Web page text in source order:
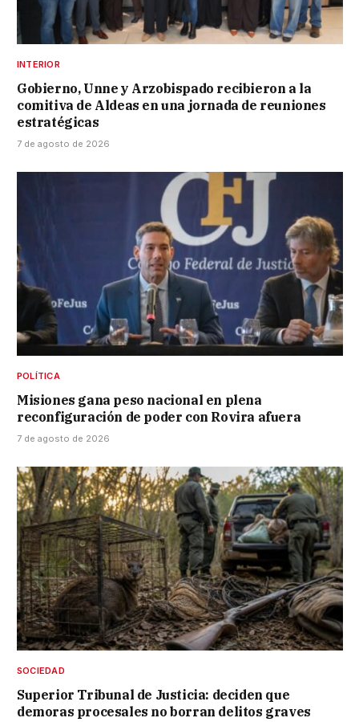
INTERIOR
Gobierno, Unne y Arzobispado recibieron a la
comitiva de Aldeas en una jornada de reuniones
estratégicas
7 de agosto de 2026
POLÍTICA
Misiones gana peso nacional en plena
reconfiguración de poder con Rovira afuera
7 de agosto de 2026
SOCIEDAD
Superior Tribunal de Justicia: deciden que
demoras procesales no borran delitos graves